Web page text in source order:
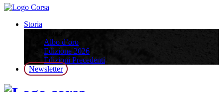
Storia
Albo d’oro
Edizione 2026
Edizioni Precedenti
Newsletter